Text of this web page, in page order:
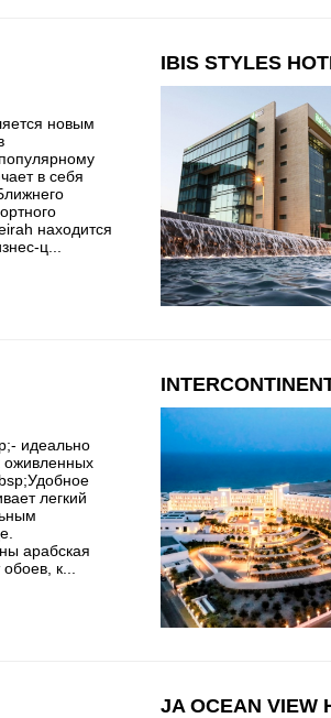
новым
в себя
находится
ц...
IBIS STYLES
идеально
оживленных
легкий
арабская
к...
JA OCEAN VIEW